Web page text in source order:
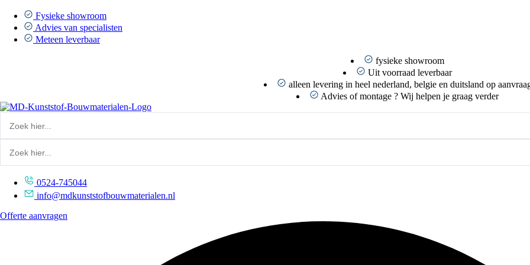
naar
inhoud
Fysieke showroom
Advies van specialisten
Meteen leverbaar
fysieke showroom
Uit voorraad leverbaar
alleen levering in heel nederland, belgie en duitsland op
Advies of montage ? Wij helpen je graag verder
0524-745044
info@mdkunststofbouwmaterialen.nl
Offerte aanvragen